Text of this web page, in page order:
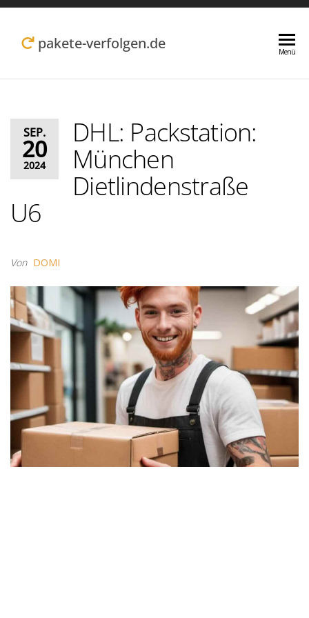
Zum
Inhalt pakete-verfolgen.de Menü
SEP.
20
2024
DHL: Packstation:
München
Dietlindenstraße
U6
Von DOMI